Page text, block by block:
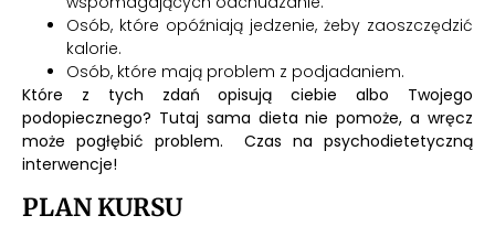
Osób, które opóźniają jedzenie, żeby zaoszczędzić
kalorie.
Osób, które mają problem z podjadaniem.
Które z tych zdań opisują ciebie albo Twojego
podopiecznego? Tutaj sama dieta nie pomoże, a wręcz
może pogłębić problem. Czas na psychodietetyczną
interwencje!
PLAN KURSU